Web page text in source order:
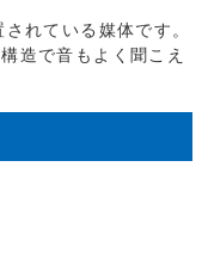
されている媒体です。
造で音もよく聞こえ